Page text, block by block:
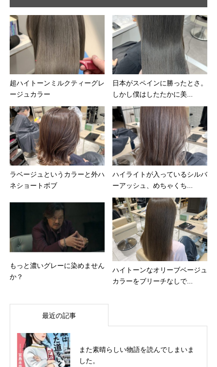
超ハイトーンミルクティーグレ
ージュカラー
日本がスペインに勝ったとさ。
しかし僕はしたたかに美...
ラベージュというカラーと外ハ
ネショートボブ
ハイライトが入っているシルバ
ーアッシュ、めちゃくち...
もっと濃いグレーに染めません
か？
ハイトーンなオリーブベージュ
カラーをブリーチなしで...
最近の記事
また素晴らしい物語を読んでしまいま
した。